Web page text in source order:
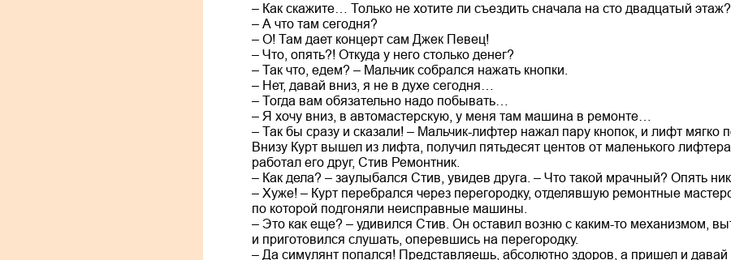
– Как скажите… Только не хотите ли съездить сначала на сто двадцатый этаж?
– А что там сегодня?
– О! Там дает концерт сам Джек Певец!
– Что, опять?! Откуда у него столько денег?
– Так что, едем? – Мальчик собрался нажать кнопки.
– Нет, давай вниз, я не в духе сегодня…
– Тогда вам обязательно надо побывать…
– Я хочу вниз, в автомастерскую, у меня там машина в ремонте…
– Так бы сразу и сказали! – Мальчик-лифтер нажал пару кнопок, и лифт мягко
Внизу Курт вышел из лифта, получил пятьдесят центов от маленького
работал его друг, Стив Ремонтник.
– Как дела? – заулыбался Стив, увидев друга. – Что такой мрачный? Опять
– Хуже! – Курт перебрался через перегородку, отделявшую ремонтные
по которой подгоняли неисправные машины.
– Это как еще? – удивился Стив. Он оставил возню с каким-то механизмом,
и приготовился слушать, оперевшись на перегородку.
– Да симулянт попался! Представляешь, абсолютно здоров, а пришел и